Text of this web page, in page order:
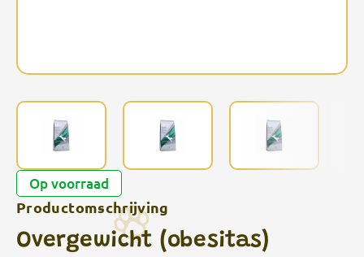
Op voorraad
Productomschrijving
Overgewicht (obesitas)